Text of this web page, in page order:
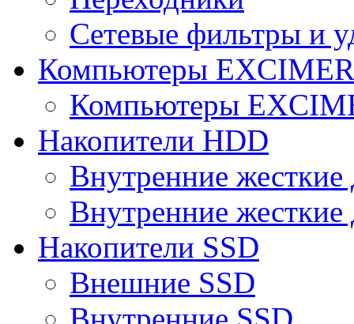
Сетевые фильтры и
Компьютеры
Компьютеры
Накопители HDD
Внутренние
Внутренние
Накопители SSD
Внешние SSD